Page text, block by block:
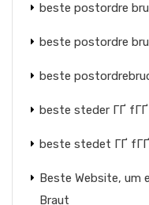
beste postordre
beste postordre
beste
beste steder ГҐ
beste stedet ГҐ
Beste Website, um
Braut